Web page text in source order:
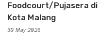
Foodcourt/Pujasera di
Kota Malang
30 May 2026